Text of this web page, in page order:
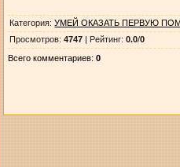
Категория:УМЕЙ ОКАЗАТЬ ПЕРВУЮ
Просмотров:4747 | Рейтинг:0.0/0
Всего комментариев:0